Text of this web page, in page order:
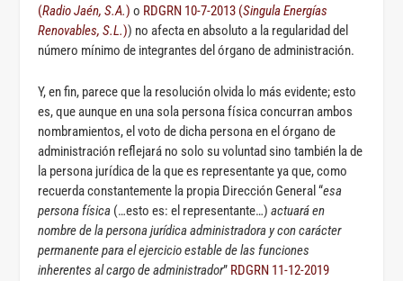
(Radio Jaén, S.A.) o RDGRN 10-7-2013 (Singula Energías
Renovables, S.L.)) no afecta en absoluto a la regularidad del
número mínimo de integrantes del órgano de administración.
Y, en fin, parece que la resolución olvida lo más evidente; esto
es, que aunque en una sola persona física concurran ambos
nombramientos, el voto de dicha persona en el órgano de
administración reflejará no solo su voluntad sino también la de
la persona jurídica de la que es representante ya que, como
recuerda constantemente la propia Dirección General “esa
persona física (…esto es: el representante…)actuará en
nombre de la persona jurídica administradora y con carácter
permanente para el ejercicio estable de las funciones
inherentes al cargo de administrador” RDGRN 11-12-2019